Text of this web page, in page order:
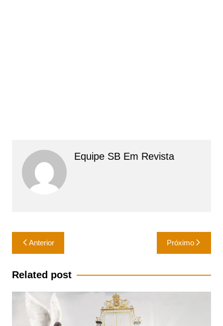
Equipe SB Em Revista
Navegação
de
Post
Anterior Próximo
Related post